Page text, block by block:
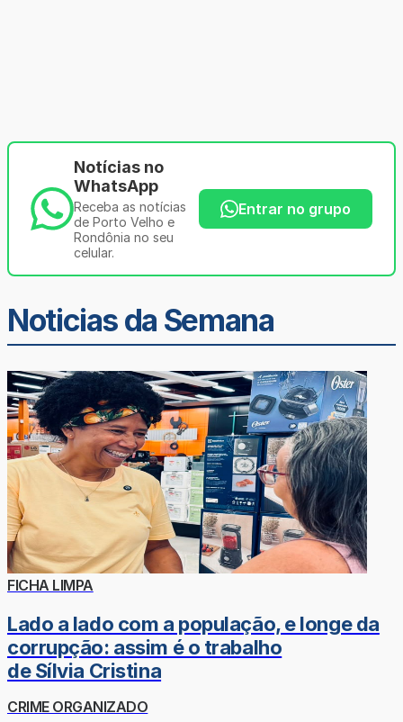
Notícias no
WhatsApp
Receba as notícias
de Porto Velho e
Rondônia no seu
celular.
Entrar no grupo
Noticias da Semana
FICHA LIMPA
Lado a lado com a população, e longe da
corrupção: assim é o trabalho
de Sílvia Cristina
CRIME ORGANIZADO